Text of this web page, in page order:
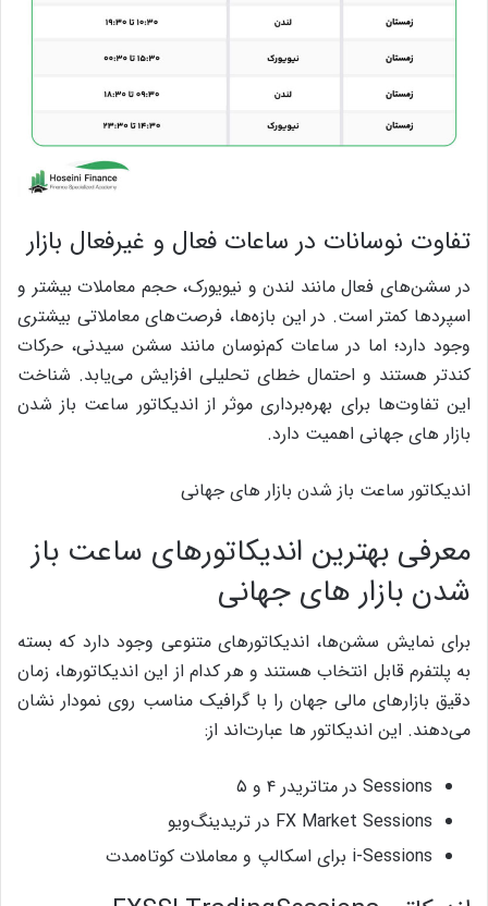
تفاوت نوسانات در ساعات فعال و غیرفعال بازار
در سشن‌های فعال مانند لندن و نیویورک، حجم معاملات بیشتر و
اسپردها کمتر است. در این بازه‌ها، فرصت‌های معاملاتی بیشتری
وجود دارد؛ اما در ساعات کم‌نوسان مانند سشن سیدنی، حرکات
کندتر هستند و احتمال خطای تحلیلی افزایش می‌یابد. شناخت
این تفاوت‌ها برای بهره‌برداری موثر از اندیکاتور ساعت باز شدن
بازار های جهانی اهمیت دارد.
اندیکاتور ساعت باز شدن بازار های جهانی
معرفی بهترین اندیکاتورهای ساعت باز
شدن بازار های جهانی
برای نمایش سشن‌ها، اندیکاتورهای متنوعی وجود دارد که بسته
به پلتفرم قابل انتخاب هستند و هر کدام از این اندیکاتورها، زمان
دقیق بازارهای مالی جهان را با گرافیک مناسب روی نمودار نشان
می‌دهند. این اندیکاتور ها عبارت‌اند از:
Sessions در متاتریدر ۴ و ۵
FX Market Sessions در تریدینگ‌ویو
i-Sessions برای اسکالپ و معاملات کوتاه‌مدت